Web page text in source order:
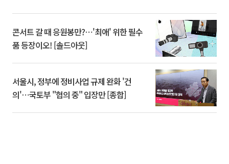
콘서트 갈 때 응원봉만?⋯'최애' 위한 필수
품 등장이오! [솔드아웃]
서울시, 정부에 정비사업 규제 완화 '건
의'⋯국토부 "협의 중" 입장만 [종합]